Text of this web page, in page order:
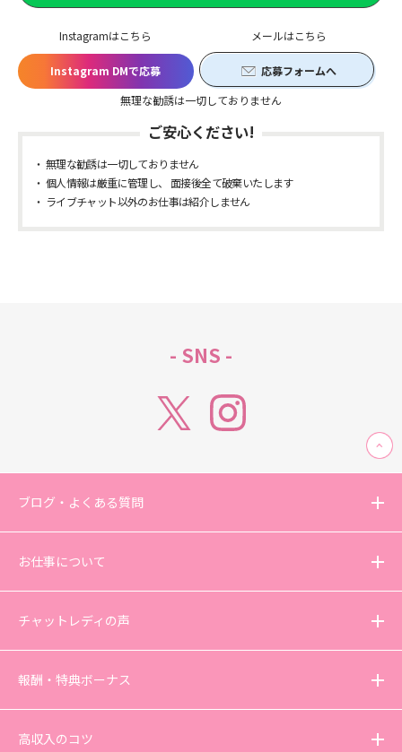
Instagramはこちら
Instagram DMで応募
メールはこちら
応募フォームへ
無理な勧誘は一切しておりません
ご安心ください!
無理な勧誘は一切しておりません
個人情報は厳重に管理し、 面接後全て破棄いたします
ライブチャット以外のお仕事は紹介しません
- SNS -
ブログ・よくある質問
お仕事について
チャットレディの声
報酬・特典ボーナス
高収入のコツ